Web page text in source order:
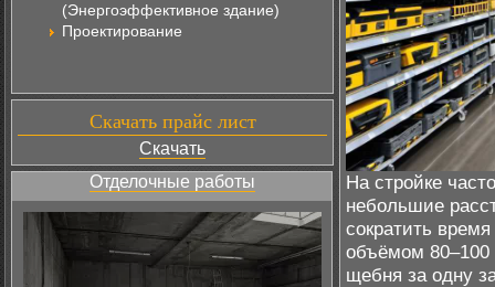
(Энергоэффективное здание)
Проектирование
Скачать прайс лист
Скачать
Отделочные работы
На стройке
небольшие
сократить
объёмом 80–100
щебня за одну